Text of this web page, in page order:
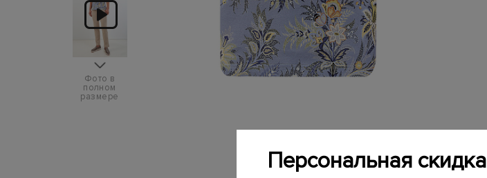
Фото в
полном
размере
Персональная скидка